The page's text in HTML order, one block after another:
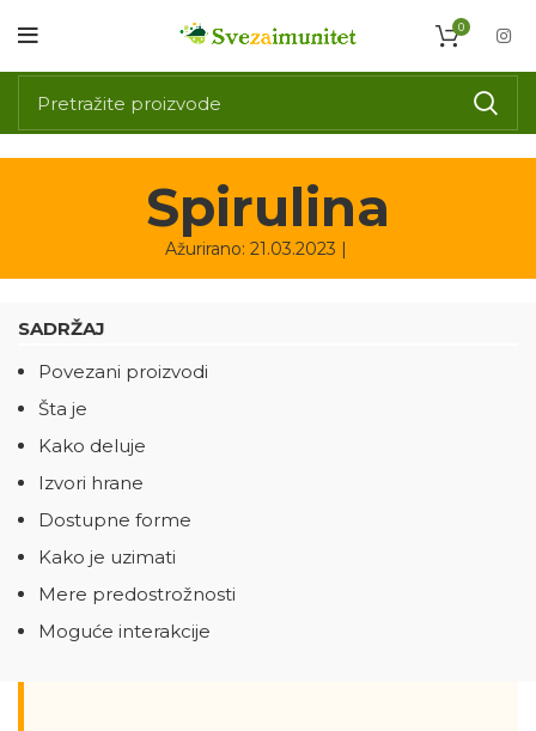
0
Spirulina
Ažurirano: 21.03.2023 |
SADRŽAJ
Povezani proizvodi
Šta je
Kako deluje
Izvori hrane
Dostupne forme
Kako je uzimati
Mere predostrožnosti
Moguće interakcije